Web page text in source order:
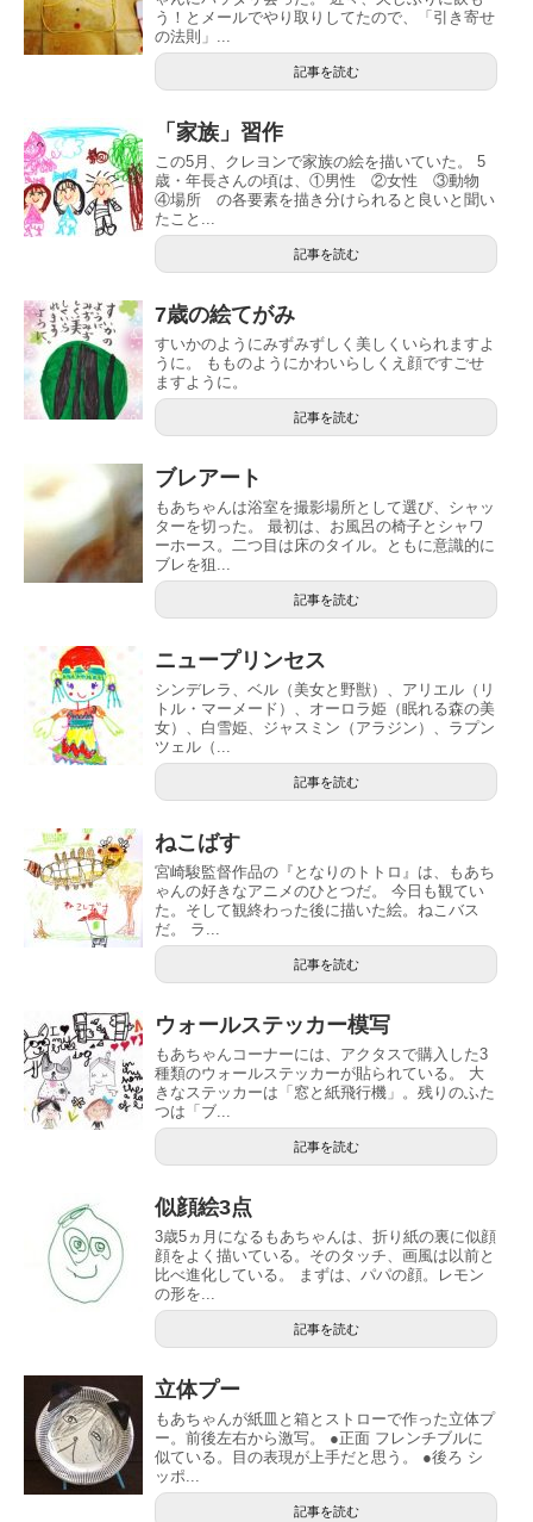
う！とメールでやり取りしてたので、「引き寄せ
の法則」...
記事を読む
「家族」習作
この5月、クレヨンで家族の絵を描いていた。 5
歳・年長さんの頃は、①男性 ②女性 ③動物
④場所 の各要素を描き分けられると良いと聞い
たこと...
記事を読む
7歳の絵てがみ
すいかのようにみずみずしく美しくいられますよ
うに。 もものようにかわいらしくえ顔ですごせ
ますように。
記事を読む
ブレアート
もあちゃんは浴室を撮影場所として選び、シャッ
ターを切った。 最初は、お風呂の椅子とシャワ
ーホース。二つ目は床のタイル。ともに意識的に
ブレを狙...
記事を読む
ニュープリンセス
シンデレラ、ベル（美女と野獣）、アリエル（リ
トル・マーメード）、オーロラ姫（眠れる森の美
女）、白雪姫、ジャスミン（アラジン）、ラプン
ツェル（...
記事を読む
ねこばす
宮崎駿監督作品の『となりのトトロ』は、もあち
ゃんの好きなアニメのひとつだ。 今日も観てい
た。そして観終わった後に描いた絵。ねこバス
だ。 ラ...
記事を読む
ウォールステッカー模写
もあちゃんコーナーには、アクタスで購入した3
種類のウォールステッカーが貼られている。 大
きなステッカーは「窓と紙飛行機」。残りのふた
つは「ブ...
記事を読む
似顔絵3点
3歳5ヵ月になるもあちゃんは、折り紙の裏に似顔
顔をよく描いている。そのタッチ、画風は以前と
比べ進化している。 まずは、パパの顔。レモン
の形を...
記事を読む
立体プー
もあちゃんが紙皿と箱とストローで作った立体プ
ー。前後左右から激写。 ●正面 フレンチブルに
似ている。目の表現が上手だと思う。 ●後ろ シ
ッポ...
記事を読む